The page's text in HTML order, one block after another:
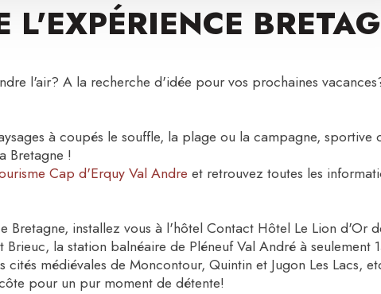
L'EXPÉRIENCE
l'air? A la recherche d'idée pour vos prochaines
à coupés le souffle, la plage ou la campagne, sportive
Bretagne !
Cap d'Erquy Val Andre et retrouvez toutes les
Bretagne, installez vous à l'hôtel Contact Hôtel Le Lion d'Or
la station balnéaire de Pléneuf Val André à seulement
cités médiévales de Moncontour, Quintin et Jugon Les Lacs,
pour un pur moment de détente!